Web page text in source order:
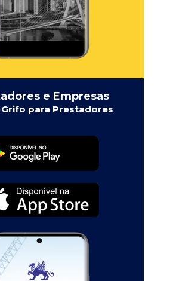
e Empresas
Grifo para Prestadores